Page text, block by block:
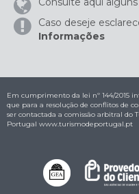
Caso deseje
Informações
Em cumprimento da lei nº 144/2015
que para a resolução de conflitos de
ser contactada a comissão arbitral do
Portugal www.turismodeportugal.pt